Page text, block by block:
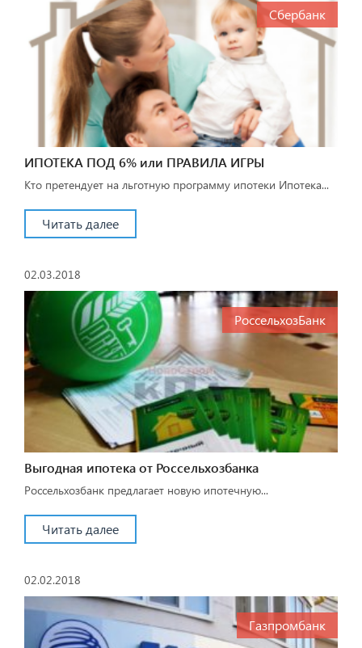
Сбербанк
ИПОТЕКА ПОД 6% или ПРАВИЛА ИГРЫ
Кто претендует на льготную программу ипотеки Ипотека...
Читать далее
02.03.2018
РоссельхозБанк
Выгодная ипотека от Россельхозбанка
Россельхозбанк предлагает новую ипотечную...
Читать далее
02.02.2018
Газпромбанк